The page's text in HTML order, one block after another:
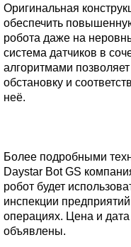
Оригинальная
обеспечить
робота даже на
система датчиков в
алгоритмами
обстановку и
неё.
Более подробными
Daystar Bot GS
робот будет
инспекции
операциях. Цена и
объявлены.